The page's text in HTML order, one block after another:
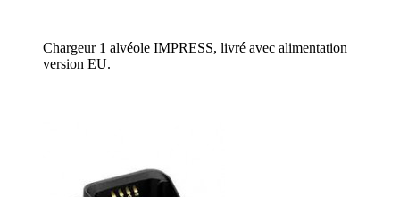
Chargeur 1 alvéole IMPRESS, livré avec alimentation
version EU.